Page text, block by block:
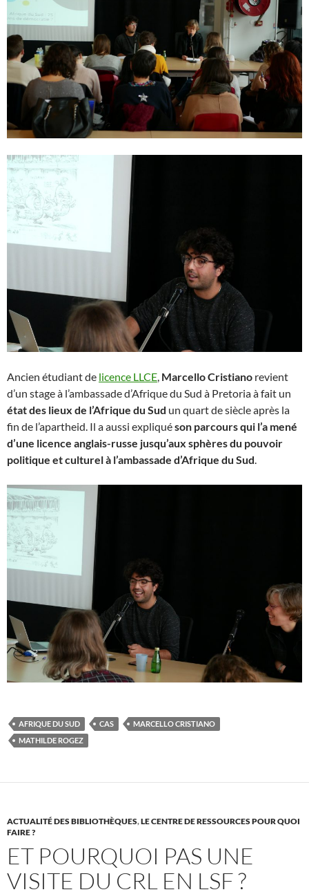
Ancien étudiant de licence LLCE, Marcello Cristiano revient
d’un stage à l’ambassade d’Afrique du Sud à Pretoria à fait un
état des lieux de l’Afrique du Sud un quart de siècle après la
fin de l’apartheid. Il a aussi expliquéson parcours qui l’a mené
d’une licence anglais-russe jusqu’aux sphères du pouvoir
politique et culturel à l’ambassade d’Afrique du Sud.
AFRIQUE DU SUD CAS
MARCELLO CRISTIANO
MATHILDE ROGEZ
ACTUALITÉ DES BIBLIOTHÈQUES,LE CENTRE DE RESSOURCES POUR QUOI
FAIRE ?
ET POURQUOI PAS UNE
VISITE DU CRL EN LSF ?